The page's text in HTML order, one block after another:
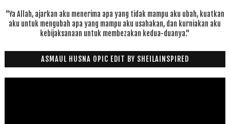
"Ya Allah, ajarkan aku menerima apa yang tidak mampu aku ubah, kuatkan
aku untuk mengubah apa yang mampu aku usahakan, dan kurniakan aku
kebijaksanaan untuk membezakan kedua-duanya."
ASMAUL HUSNA OPIC EDIT BY SHEILAINSPIRED